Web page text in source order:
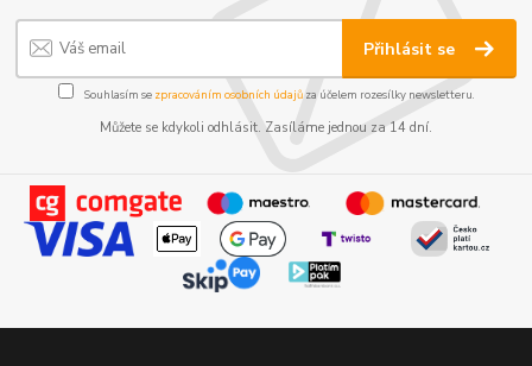
Přihlásit se
Souhlasím se zpracováním osobních údajůza účelem rozesílky newsletteru.
Můžete se kdykoli odhlásit. Zasíláme jednou za 14 dní.